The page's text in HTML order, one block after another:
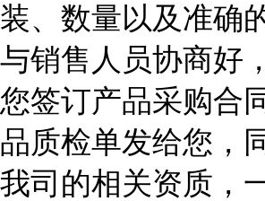
装、数量以及准确
与销售人员协商好
您签订产品采购合
品质检单发给您，
我司的相关资质，